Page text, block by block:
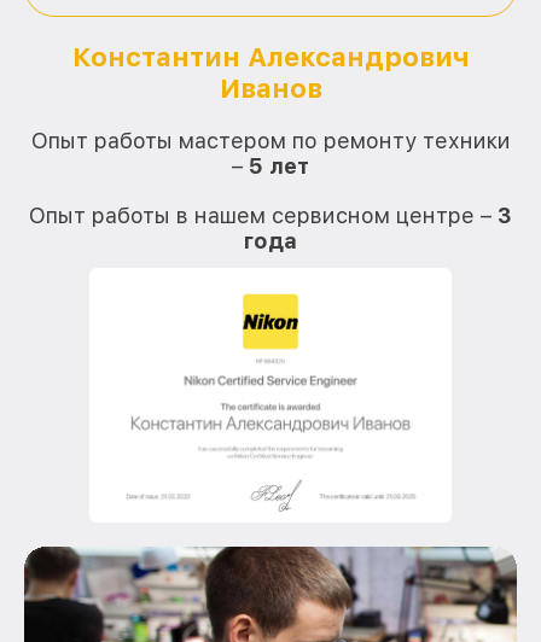
Константин Александрович
Иванов
Опыт работы мастером по ремонту техники
– 5 лет
Опыт работы в нашем сервисном центре – 3
года